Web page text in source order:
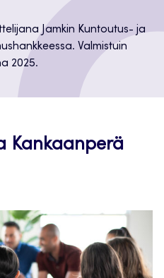
Jamkin Kuntoutus- ja
Valmistuin
2025.
Kankaanperä